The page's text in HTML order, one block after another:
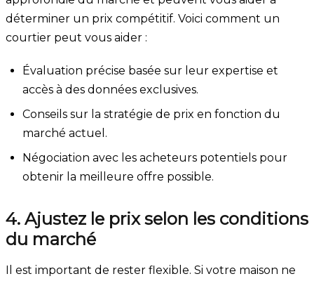
déterminer un prix compétitif. Voici comment un
courtier peut vous aider :
Évaluation précise basée sur leur expertise et
accès à des données exclusives.
Conseils sur la stratégie de prix en fonction du
marché actuel.
Négociation avec les acheteurs potentiels pour
obtenir la meilleure offre possible.
4. Ajustez le prix selon les conditions
du marché
Il est important de rester flexible. Si votre maison ne